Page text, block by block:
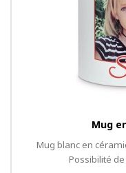
Mug
Mug blanc en
Possibilité